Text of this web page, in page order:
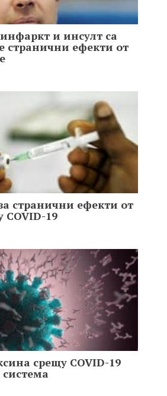
и инсулт са
странични ефекти от
странични ефекти от
COVID-19
срещу COVID-19